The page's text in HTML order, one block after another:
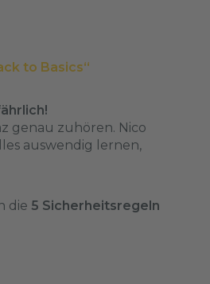
to Basics“
genau zuhören. Nico
auswendig lernen,
die 5 Sicherheitsregeln